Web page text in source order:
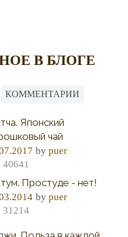
В БЛОГЕ
КОММЕНТАРИИ
Японский
чай
bypuer
40641
Простуде - нет!
bypuer
31214